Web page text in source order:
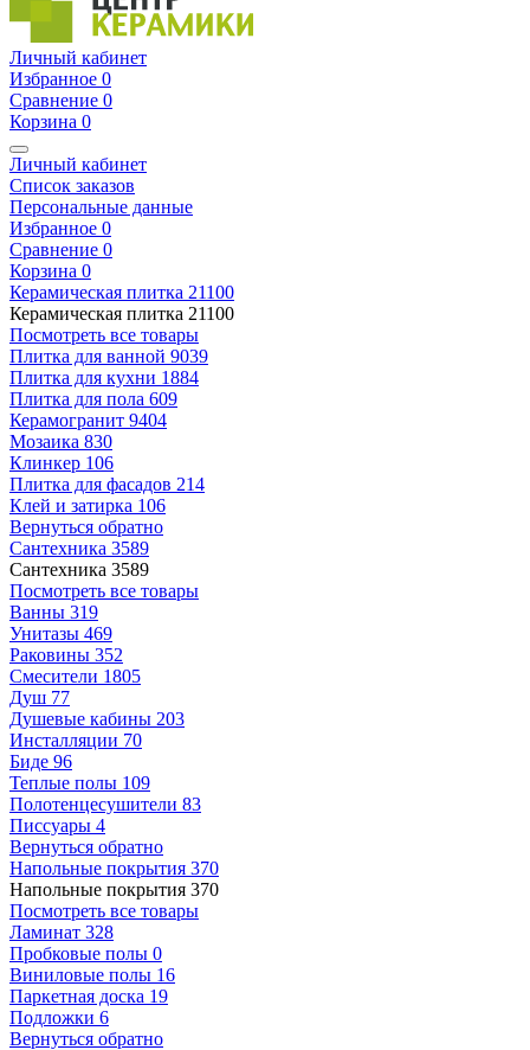
Личный кабинет
Избранное 0
Сравнение 0
Корзина 0
Личный кабинет
Список заказов
Персональные данные
Избранное 0
Сравнение 0
Корзина 0
Керамическая плитка 21100
Керамическая плитка 21100
Посмотреть все товары
Плитка для ванной 9039
Плитка для кухни 1884
Плитка для пола 609
Керамогранит 9404
Мозаика 830
Клинкер 106
Плитка для фасадов 214
Клей и затирка 106
Вернуться обратно
Сантехника 3589
Сантехника 3589
Посмотреть все товары
Ванны 319
Унитазы 469
Раковины 352
Смесители 1805
Душ 77
Душевые кабины 203
Инсталляции 70
Биде 96
Теплые полы 109
Полотенцесушители 83
Писсуары 4
Вернуться обратно
Напольные покрытия 370
Напольные покрытия 370
Посмотреть все товары
Ламинат 328
Пробковые полы 0
Виниловые полы 16
Паркетная доска 19
Подложки 6
Вернуться обратно